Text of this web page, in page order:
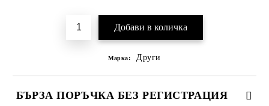
Марка: Други
БЪРЗА ПОРЪЧКА БЕЗ РЕГИСТРАЦИЯ